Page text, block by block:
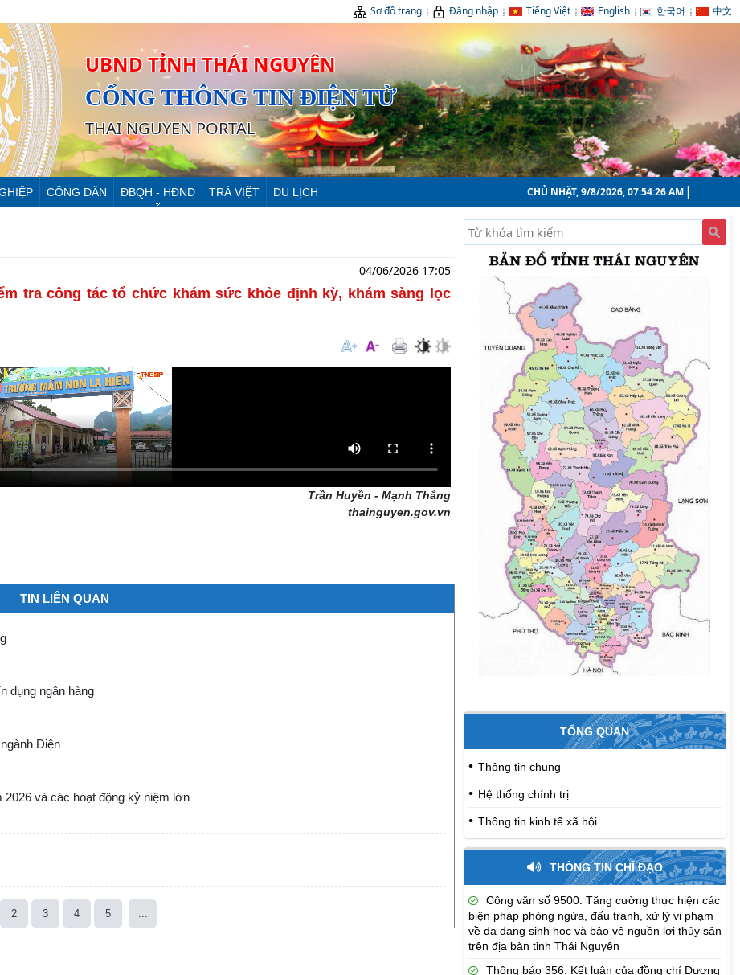
Sơ đồ trang Đăng nhập Tiếng Việt English 한국어 中文
UBND TỈNH THÁI NGUYÊN
CỔNG THÔNG TIN ĐIỆN TỬ
THAI NGUYEN PORTAL
CÔNG DÂN ĐBQH - HĐND TRÀ VIỆT DU LỊCH CHỦ NHẬT, 9/8/2026, 07:54:27 AM
04/06/2026 17:05
tra công tác tổ chức khám sức khỏe định kỳ, khám sàng lọc
Trần Huyền - Mạnh Thắng
thainguyen.gov.vn
TIN LIÊN QUAN
dụng ngân hàng
Điện
2026 và các hoạt động kỷ niệm lớn
2 3 4 5 ...
TỔNG QUAN
Thông tin chung
Hệ thống chính trị
Thông tin kinh tế xã hội
THÔNG TIN CHỈ ĐẠO
Công văn số 9500: Tăng cường thực hiện các
biện pháp phòng ngừa, đấu tranh, xử lý vi phạm
về đa dạng sinh học và bảo vệ nguồn lợi thủy sản
trên địa bàn tỉnh Thái Nguyên
Thông báo 356: Kết luận của đồng chí Dương